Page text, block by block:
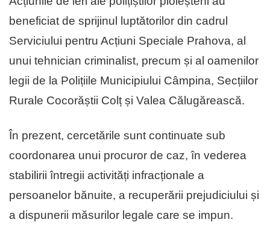
beneficiat de sprijinul luptătorilor din cadrul
Serviciului pentru Acțiuni Speciale Prahova, al
unui tehnician criminalist, precum și al oamenilor
legii de la Polițiile Municipiului Câmpina, Secțiilor
Rurale Cocorăștii Colț și Valea Călugărească.
În prezent, cercetările sunt continuate sub
coordonarea unui procuror de caz, în vederea
stabilirii întregii activități infracționale a
persoanelor bănuite, a recuperării prejudiciului și
a dispunerii măsurilor legale care se impun.